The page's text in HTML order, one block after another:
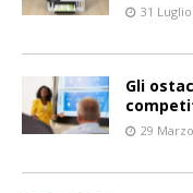
31 Luglio
Gli
29